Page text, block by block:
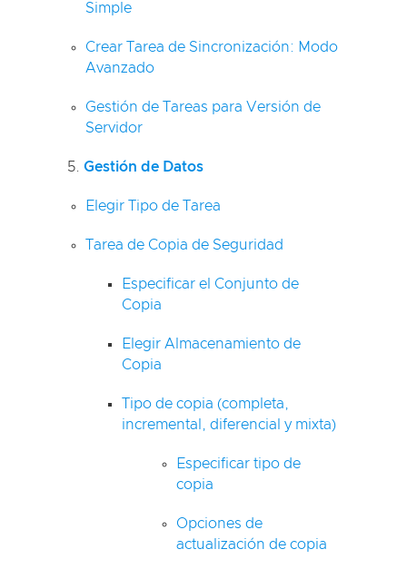
Simple
Crear Tarea de Sincronización: Modo
Avanzado
Gestión de Tareas para Versión de
Servidor
Gestión de Datos
Elegir Tipo de Tarea
Tarea de Copia de Seguridad
Especificar el Conjunto de
Copia
Elegir Almacenamiento de
Copia
Tipo de copia (completa,
incremental, diferencial y mixta)
Especificar tipo de
copia
Opciones de
actualización de copia